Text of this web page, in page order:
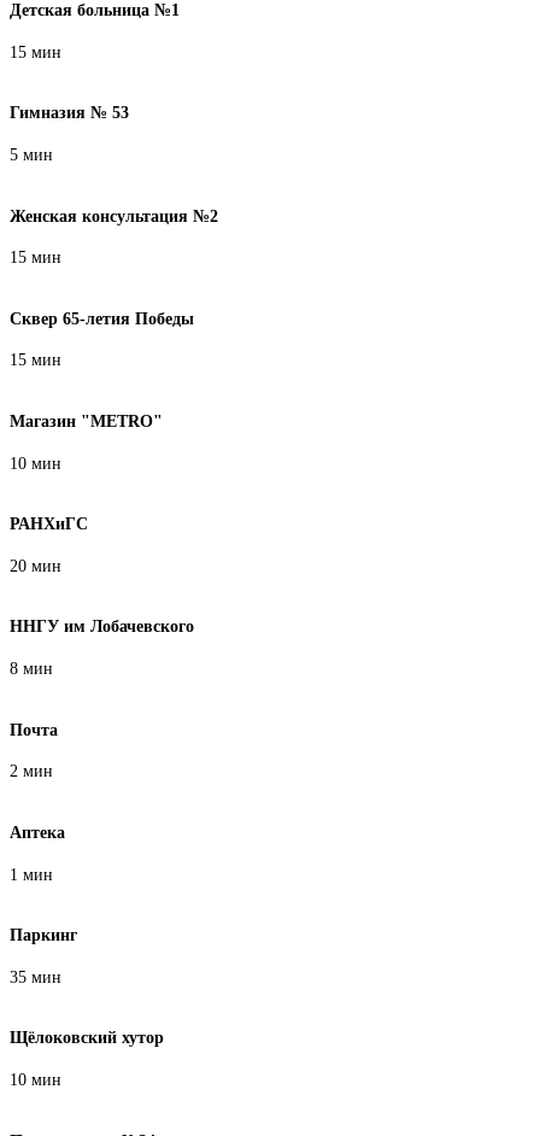
Детская больница №1
15 мин
Гимназия № 53
5 мин
Женская консультация №2
15 мин
Сквер 65-летия Победы
15 мин
Магазин "METRO"
10 мин
РАНХиГС
20 мин
ННГУ им Лобачевского
8 мин
Почта
2 мин
Аптека
1 мин
Паркинг
35 мин
Щёлоковский хутор
10 мин